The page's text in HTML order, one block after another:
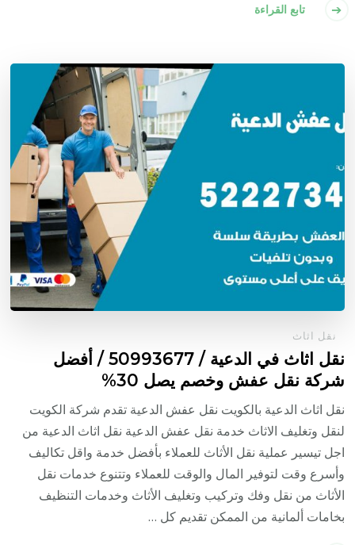
تابع القراءة
نقل اثاث
نقل اثاث في الدعية / 50993677 / أفضل
شركة نقل عفش وخصم يصل 30%
نقل اثاث الدعية بالكويت نقل عفش الدعية تقدم شركة الكويت
لنقل وتغليف الاثاث خدمة نقل عفش الدعية نقل اثاث الدعية من
اجل تيسير عملية نقل الأثاث للعملاء بأفضل خدمة واقل تكاليف
وأسرع وقت لتوفير المال والوقت للعملاء وتتنوع خدمات نقل
الأثاث من نقل وفك وتركيب وتغليف الأثاث وخدمات التنظيف
بخامات ألمانية من الممكن تقديم كل …